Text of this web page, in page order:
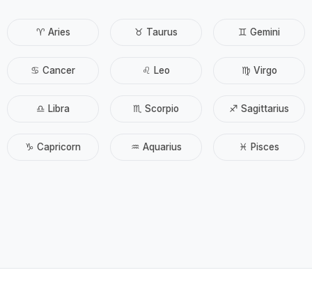
♈ Aries ♉ Taurus ♊ Gemini
♋ Cancer ♌ Leo ♍ Virgo
♎ Libra ♏ Scorpio ♐ Sagittarius
♑ Capricorn ♒ Aquarius ♓ Pisces